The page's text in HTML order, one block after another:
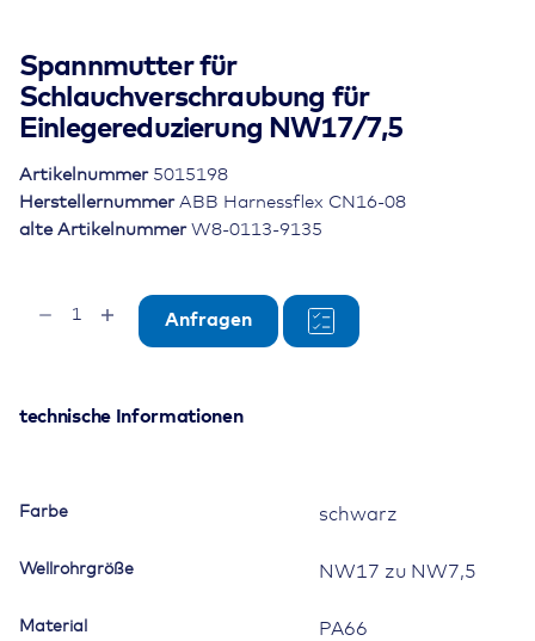
Spannmutter für
Schlauchverschraubung für
Einlegereduzierung NW17/7,5
alte Artikelnummer W8-0113-9135
Herstellernummer ABB Harnessflex CN16-08
Artikelnummer 5015198
Einlegereduzierung
Anfragen
technische Informationen
Farbe schwarz
Wellrohrgröße NW17 zu NW7,5
Material PA66